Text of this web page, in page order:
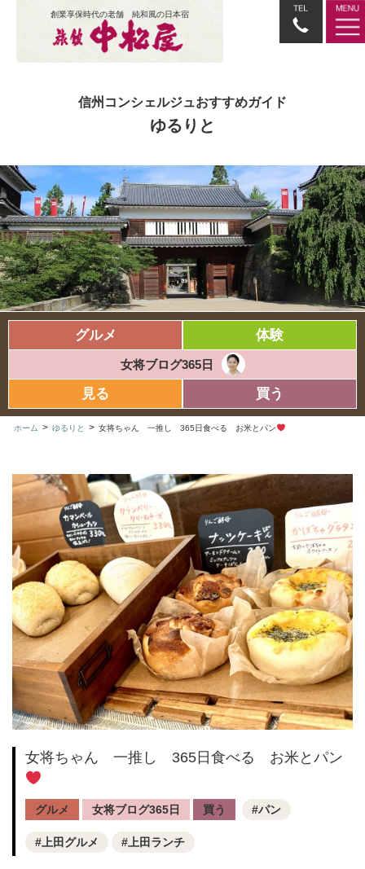
創業享保時代の老舗 純和風の日本宿
信州コンシェルジュおすすめガイド
ゆるりと
グルメ 体験
女将ブログ365日
見る 買う
ホーム > ゆるりと > 女将ちゃん 一推し 365日食べる お米とパン
女将ちゃん 一推し 365日食べる お米とパン
グルメ 女将ブログ365日 買う パン
上田グルメ 上田ランチ